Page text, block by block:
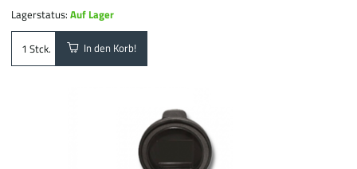
Lagerstatus:Auf Lager
Stck. In den Korb!